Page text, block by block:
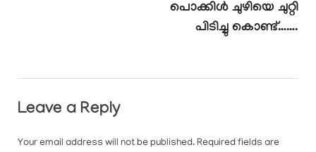
പൊക്കിൾ ചുഴിയെ ചുറ്റി
പിടിച്ചു കൊണ്ട്…….
Leave a Reply
Your email address will not be published. Required fields are